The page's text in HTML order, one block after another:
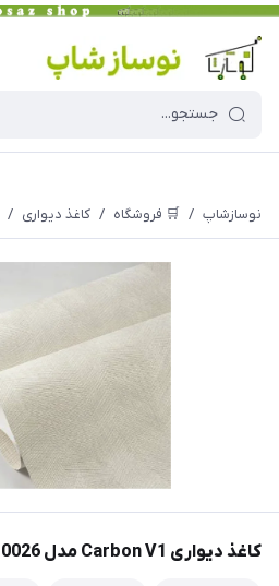
نوسازشاپ / 🛒 فروشگاه / کاغذ دیواری /
کاغذ دیواری Carbon V1 مدل 10026